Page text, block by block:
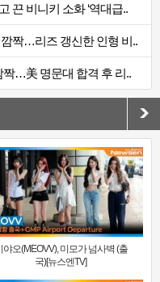
끈 비니키 소화 ‘역대급..
짝…리즈 갱신한 인형 비..
짝…美 명문대 합격 후 리..
야오(MEOVV), 미모가 넘사벽 (출
국)[뉴스엔TV]